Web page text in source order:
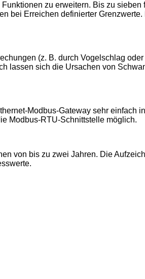
zu erweitern. Bis zu
bei Erreichen definierter
(z. B. durch Vogelschlag
lassen sich die Ursachen von
Modbus-Gateway sehr einfach
Modbus-RTU-Schnittstelle möglich.
von bis zu zwei Jahren. Die